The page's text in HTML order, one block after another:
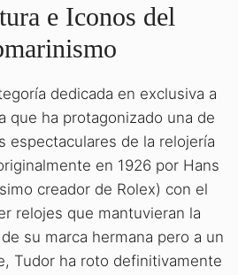
e Iconos del
dedicada en exclusiva a
que ha protagonizado una de
espectaculares de la relojería
en 1926 por Hans
creador de Rolex) con el
relojes que mantuvieran la
su marca hermana pero a un
Tudor ha roto definitivamente